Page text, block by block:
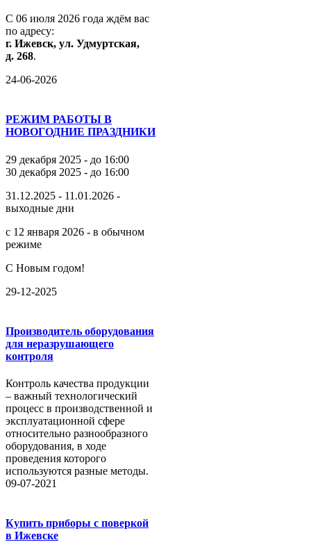
С 06 июля 2026 года ждём вас
по адресу:
г. Ижевск, ул. Удмуртская,
д. 268.
24-06-2026
РЕЖИМ РАБОТЫ В
НОВОГОДНИЕ ПРАЗДНИКИ
29 декабря 2025 - до 16:00
30 декабря 2025 - до 16:00
31.12.2025 - 11.01.2026 -
выходные дни
с 12 января 2026 - в обычном
режиме
С Новым годом!
29-12-2025
Производитель оборудования
для неразрушающего
контроля
Контроль качества продукции
– важный технологический
процесс в производственной и
эксплуатационной сфере
относительно разнообразного
оборудования, в ходе
проведения которого
используются разные методы.
09-07-2021
Купить приборы с поверкой
в Ижевске